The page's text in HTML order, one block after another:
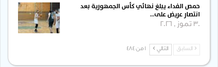
حمص الفداء يبلغ نهائي كأس الجمهورية بعد
انتصار عريض على…
30 تموز , 2026
السابق التالي